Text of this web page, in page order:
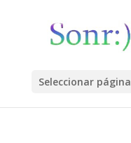
Seleccionar página